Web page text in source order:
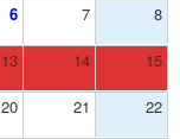
6 7 8
13 14 15
20 21 22